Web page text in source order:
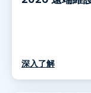
深入了解